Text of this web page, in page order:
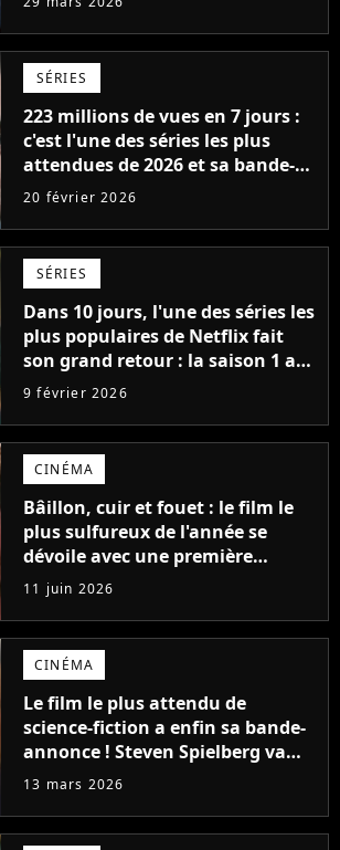
SÉRIES
223 millions de vues en 7 jours :
c'est l'une des séries les plus
attendues de 2026 et sa bande-
annonce bat des records
20 février 2026
SÉRIES
Dans 10 jours, l'une des séries les
plus populaires de Netflix fait
son grand retour : la saison 1 a
cumulé plus de 98 millions de
9 février 2026
CINÉMA
Bâillon, cuir et fouet : le film le
plus sulfureux de l'année se
dévoile avec une première
bande-annonce géniale
11 juin 2026
CINÉMA
Le film le plus attendu de
science-fiction a enfin sa bande-
annonce ! Steven Spielberg va
vous retourner le cerveau et les
exceptionnel"
13 mars 2026